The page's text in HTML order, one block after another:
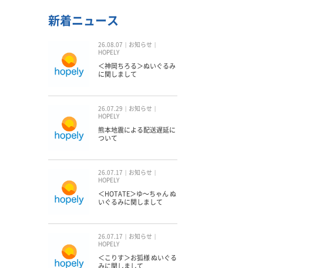
新着ニュース
26.08.07
お知らせ
HOPELY
＜神岡ちろる＞ぬいぐるみ
に関しまして
26.07.29
お知らせ
HOPELY
熊本地震による配送遅延に
ついて
26.07.17
お知らせ
HOPELY
＜HOTATE＞ゆ〜ちゃん ぬ
いぐるみに関しまして
26.07.17
お知らせ
HOPELY
＜こりす＞お狐様 ぬいぐる
みに関しまして